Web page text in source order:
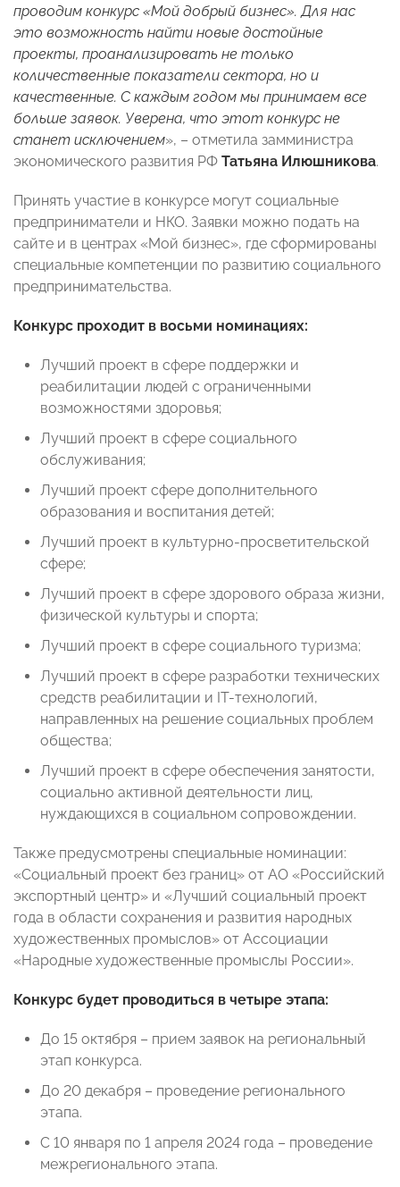
проводим конкурс «Мой добрый бизнес». Для нас
это возможность найти новые достойные
проекты, проанализировать не только
количественные показатели сектора, но и
качественные. С каждым годом мы принимаем все
больше заявок. Уверена, что этот конкурс не
станет исключением», – отметила замминистра
экономического развития РФ Татьяна Илюшникова.
Принять участие в конкурсе могут социальные
предприниматели и НКО. Заявки можно подать на
сайте и в центрах «Мой бизнес», где сформированы
специальные компетенции по развитию социального
предпринимательства.
Конкурс проходит в восьми номинациях:
Лучший проект в сфере поддержки и
реабилитации людей с ограниченными
возможностями здоровья;
Лучший проект в сфере социального
обслуживания;
Лучший проект сфере дополнительного
образования и воспитания детей;
Лучший проект в культурно-просветительской
сфере;
Лучший проект в сфере здорового образа жизни,
физической культуры и спорта;
Лучший проект в сфере социального туризма;
Лучший проект в сфере разработки технических
средств реабилитации и IT-технологий,
направленных на решение социальных проблем
общества;
Лучший проект в сфере обеспечения занятости,
социально активной деятельности лиц,
нуждающихся в социальном сопровождении.
Также предусмотрены специальные номинации:
«Социальный проект без границ» от АО «Российский
экспортный центр» и «Лучший социальный проект
года в области сохранения и развития народных
художественных промыслов» от Ассоциации
«Народные художественные промыслы России».
Конкурс будет проводиться в четыре этапа:
До 15 октября – прием заявок на региональный
этап конкурса.
До 20 декабря – проведение регионального
этапа.
С 10 января по 1 апреля 2024 года – проведение
межрегионального этапа.